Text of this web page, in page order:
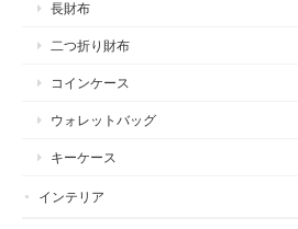
長財布
二つ折り財布
コインケース
ウォレットバッグ
キーケース
インテリア